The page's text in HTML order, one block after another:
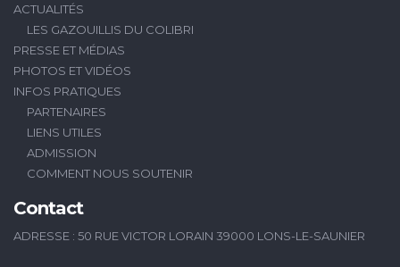
ACTUALITÉS
LES GAZOUILLIS DU COLIBRI
PRESSE ET MÉDIAS
PHOTOS ET VIDÉOS
INFOS PRATIQUES
PARTENAIRES
LIENS UTILES
ADMISSION
COMMENT NOUS SOUTENIR
Contact
ADRESSE : 50 RUE VICTOR LORAIN 39000 LONS-LE-SAUNIER